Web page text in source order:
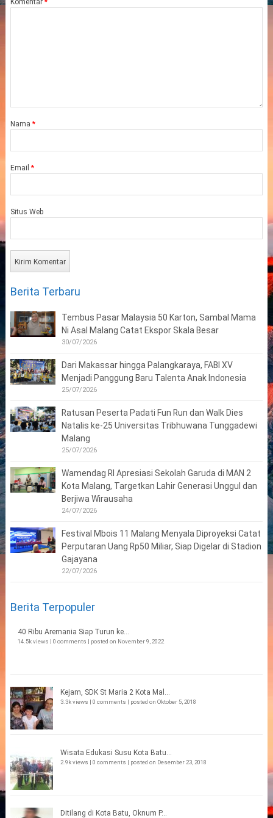
Komentar *
Nama *
Email *
Situs Web
Berita Terbaru
Tembus Pasar Malaysia 50 Karton, Sambal Mama
Ni Asal Malang Catat Ekspor Skala Besar
30/07/2026
Dari Makassar hingga Palangkaraya, FABI XV
Menjadi Panggung Baru Talenta Anak Indonesia
25/07/2026
Ratusan Peserta Padati Fun Run dan Walk Dies
Natalis ke-25 Universitas Tribhuwana Tunggadewi
Malang
25/07/2026
Wamendag RI Apresiasi Sekolah Garuda di MAN 2
Kota Malang, Targetkan Lahir Generasi Unggul dan
Berjiwa Wirausaha
24/07/2026
Festival Mbois 11 Malang Menyala Diproyeksi Catat
Perputaran Uang Rp50 Miliar, Siap Digelar di Stadion
Gajayana
22/07/2026
Berita Terpopuler
40 Ribu Aremania Siap Turun ke...
14.5k views | 0 comments | posted on November 9, 2022
Kejam, SDK St Maria 2 Kota Mal...
3.3k views | 0 comments | posted on Oktober 5, 2018
Wisata Edukasi Susu Kota Batu...
2.9k views | 0 comments | posted on Desember 23, 2018
Ditilang di Kota Batu, Oknum P...